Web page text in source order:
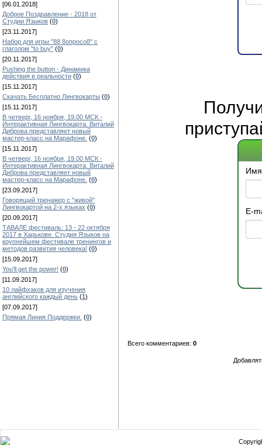
[06.01.2018]
Доброе Поздравление - 2018 от
Студии Языков (0)
[23.11.2017]
Набор для игры "88 8опросо8" с
глаголом "to buy" (0)
[20.11.2017]
Pushing the button - Динамика
действия в реальности (0)
[15.11.2017]
Скачать Бесплатно Лингвокарты (0)
[15.11.2017]
В четверг, 16 ноября, 19.00 МСК -
Интерактивная Лингвокарта. Виталий
Диброва представляет новый
мастер-класс на Марафоне. (0)
[15.11.2017]
В четверг, 16 ноября, 19.00 МСК -
Интерактивная Лингвокарта. Виталий
Диброва представляет новый
мастер-класс на Марафоне. (0)
[23.09.2017]
Говорящий тренажер с "живой"
Лингвокартой на 2-х языках (0)
[20.09.2017]
ТАВАЛЕ фестиваль: 13 - 22 октября
2017 в Харькове. Студия Языков на
крупнейшем фестивале тренингов и
методов развития человека! (0)
[15.09.2017]
You'll get the power! (0)
[11.09.2017]
10 лайфхаков для изучения
английского каждый день (1)
[07.09.2017]
Прямая Линия Поддержки. (0)
Имя
E-
Всего комментариев: 0